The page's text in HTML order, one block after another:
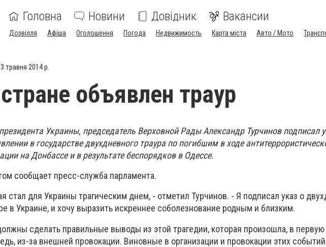
Головна Новини Довідник Вакансии
Дозвілля Афіша Оголошення Погода Недвижимость Карта міста Авто / Мото
травня 2014 р.
объявлен траур
Украины, председатель Верховной Рады Александр Турчинов подписал
в государстве двухдневного траура по погибшим в ходе
на Донбассе и в результате беспорядков в Одессе.
сообщает пресс-служба парламента.
стал для Украины трагическим днем, - отметил Турчинов. - Я подписал указ о
в Украине, и хочу выразить искреннее соболезнование родным и близким.
сделать правильные выводы из этой трагедии, которая произошла, в первую
из-за внешней провокации. Виновные в организации и провокации этих